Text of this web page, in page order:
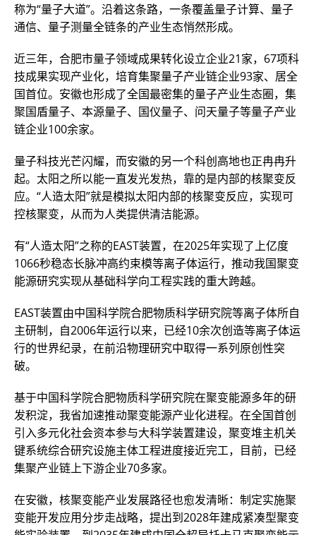
称为“量子大道”。沿着这条路，一条覆盖量子计算、量子
通信、量子测量全链条的产业生态悄然形成。
近三年，合肥市量子领域成果转化设立企业21家，67项科
技成果实现产业化，培育集聚量子产业链企业93家、居全
国首位。安徽也形成了全国最密集的量子产业生态圈，集
聚国盾量子、本源量子、国仪量子、问天量子等量子产业
链企业100余家。
量子科技光芒闪耀，而安徽的另一个科创高地也正冉冉升
起。太阳之所以能一直发光发热，靠的是内部的核聚变反
应。“人造太阳”就是模拟太阳内部的核聚变反应，实现可
控核聚变，从而为人类提供清洁能源。
有“人造太阳”之称的EAST装置，在2025年实现了上亿度
1066秒稳态长脉冲高约束模等离子体运行，推动我国聚变
能源研究实现从基础科学向工程实践的重大跨越。
EAST装置由中国科学院合肥物质科学研究院等离子体所自
主研制，自2006年运行以来，已经10余次创造等离子体运
行的世界纪录，在前沿物理研究中取得一系列原创性突
破。
基于中国科学院合肥物质科学研究院在聚变能源多年的研
发积淀，我省加速推动聚变能源产业化进程。在全国首创
引入多元化社会资本参与大科学装置建设，聚变堆主机关
键系统综合研究设施主体工程进度接近完工，目前，已经
集聚产业链上下游企业70多家。
在安徽，核聚变能产业发展路径也愈发清晰：制定实施聚
变能开发应用分步走战略，提出到2028年建成紧凑型聚变